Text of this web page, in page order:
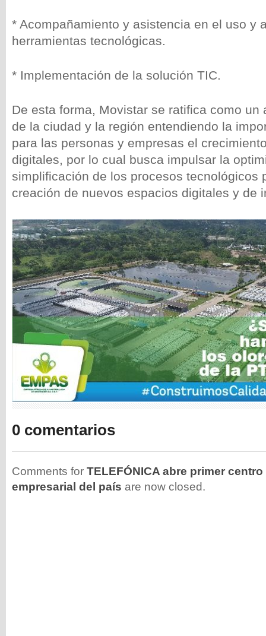
* Acompañamiento y asistencia en el uso y
herramientas tecnológicas.
* Implementación de la solución TIC.
De esta forma, Movistar se ratifica como un
de la ciudad y la región entendiendo la
para las personas y empresas el
digitales, por lo cual busca impulsar la
simplificación de los procesos tecnológicos
creación de nuevos espacios digitales y de
0 comentarios
Comments for TELEFÓNICA abre primer
empresarial del país are now closed.